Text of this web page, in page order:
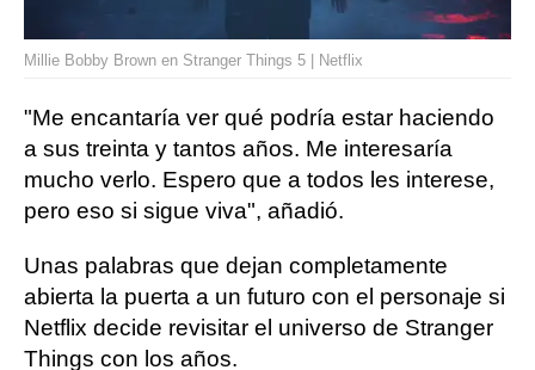
Millie Bobby Brown en Stranger Things 5 | Netflix
"Me encantaría ver qué podría estar haciendo
a sus treinta y tantos años. Me interesaría
mucho verlo. Espero que a todos les interese,
pero eso si sigue viva", añadió.
Unas palabras que dejan completamente
abierta la puerta a un futuro con el personaje si
Netflix decide revisitar el universo de Stranger
Things con los años.